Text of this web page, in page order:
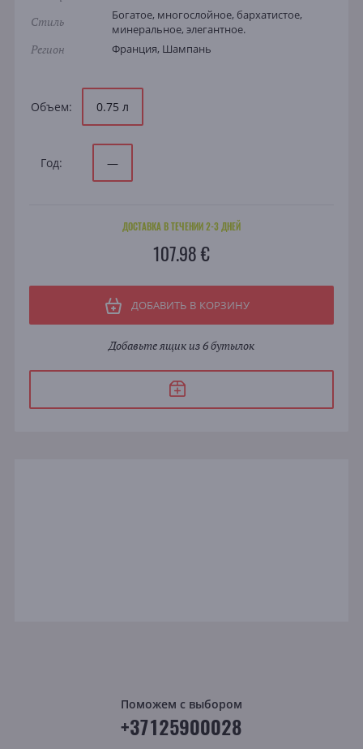
Стиль
Богатое, многослойное, бархатистое,
минеральное, элегантное.
Регион Франция, Шампань
Объем: 0.75 л
Год: —
ДОСТАВКА В ТЕЧЕНИИ 2-3 ДНЕЙ
107.98 €
ДОБАВИТЬ В КОРЗИНУ
Добавьте ящик из 6 бутылок
Поможем с выбором
+37125900028